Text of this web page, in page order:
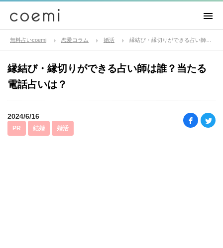
無料占いcoemi 恋愛コラム 婚活
縁結び・縁切りができる占い師は誰？当たる
電話占いは？
2024/6/16
PR 結婚 婚活